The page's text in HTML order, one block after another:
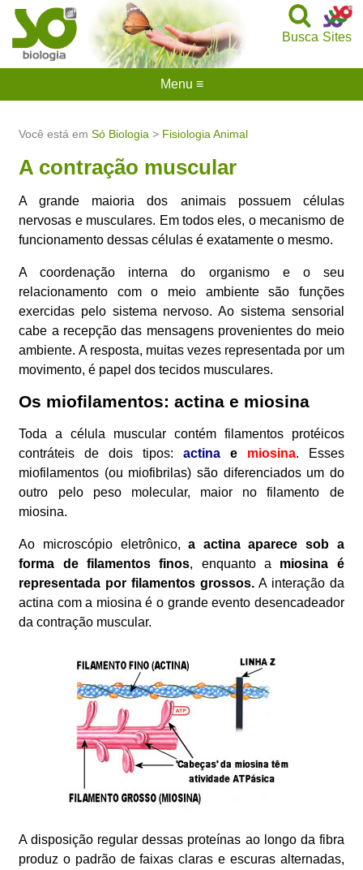
Sites
Busca
Você está emSó Biologia > Fisiologia Animal
A contração muscular
A grande maioria dos animais possuem células
nervosas e musculares. Em todos eles, o mecanismo de
funcionamento dessas células é exatamente o mesmo.
A coordenação interna do organismo e o seu
relacionamento com o meio ambiente são funções
exercidas pelo sistema nervoso. Ao sistema sensorial
cabe a recepção das mensagens provenientes do meio
ambiente. A resposta, muitas vezes representada por um
movimento, é papel dos tecidos musculares.
Os miofilamentos: actina e miosina
Toda a célula muscular contém filamentos protéicos
contráteis de dois tipos: actinae miosina. Esses
miofilamentos (ou miofibrilas) são diferenciados um do
outro pelo peso molecular, maior no filamento de
miosina.
Ao microscópio eletrônico, a actina aparece sob a
forma de filamentos finos, enquanto a miosina é
representada por filamentos grossos. A interação da
actina com a miosina é o grande evento desencadeador
da contração muscular.
A disposição regular dessas proteínas ao longo da fibra
produz o padrão de faixas claras e escuras alternadas,